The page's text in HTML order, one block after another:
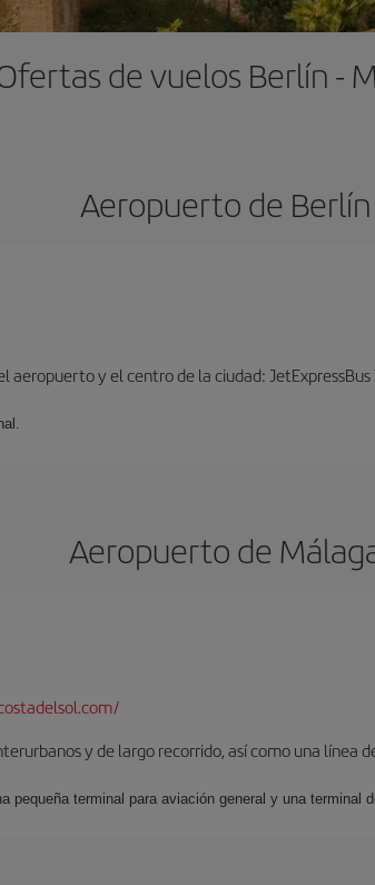
de vuelos Berlín -
Aeropuerto de Berlín
y el centro de la ciudad:
Aeropuerto de
y de largo recorrido, así como una línea
pequeña terminal para aviación general y una terminal